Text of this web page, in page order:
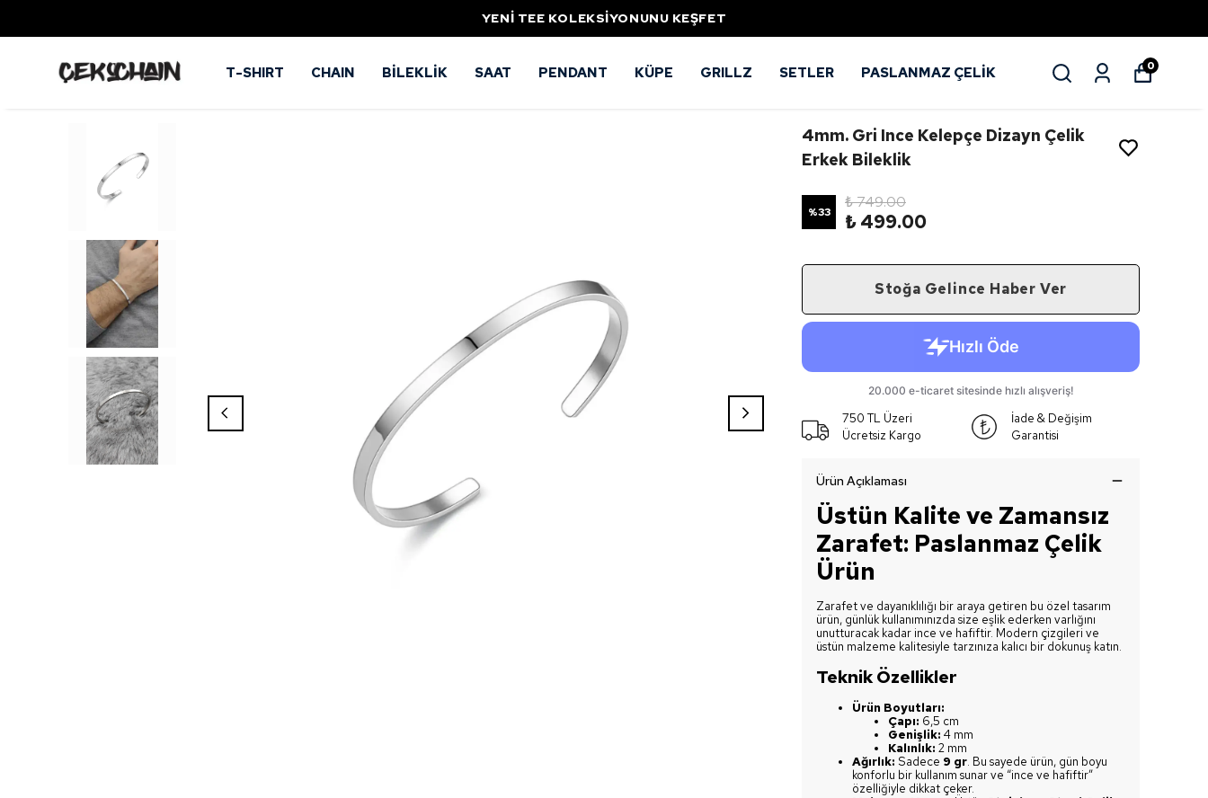
YENİ TEE KOLEKSİYONUNU KEŞFET
T-SHIRT CHAIN BİLEKLİK SAAT PENDANT KÜPE GRILLZ SETLER PASLANMAZ ÇELİK 0
4mm. Gri Ince Kelepçe Dizayn Çelik
Erkek Bileklik
%33
₺ 749.00
₺ 499.00
Stoğa Gelince Haber Ver
750 TL Üzeri
Ücretsiz Kargo
İade & Değişim
Garantisi
Ürün Açıklaması
Üstün Kalite ve Zamansız
Zarafet: Paslanmaz Çelik
Ürün
Zarafet ve dayanıklılığı bir araya getiren bu özel tasarım
ürün, günlük kullanımınızda size eşlik ederken varlığını
unutturacak kadar ince ve hafiftir. Modern çizgileri ve
üstün malzeme kalitesiyle tarzınıza kalıcı bir dokunuş katın.
Teknik Özellikler
Ürün Boyutları:
Çapı: 6,5 cm
Genişlik: 4 mm
Kalınlık: 2 mm
Ağırlık: Sadece 9 gr. Bu sayede ürün, gün boyu
konforlu bir kullanım sunar ve “ince ve hafiftir”
özelliğiyle dikkat çeker.